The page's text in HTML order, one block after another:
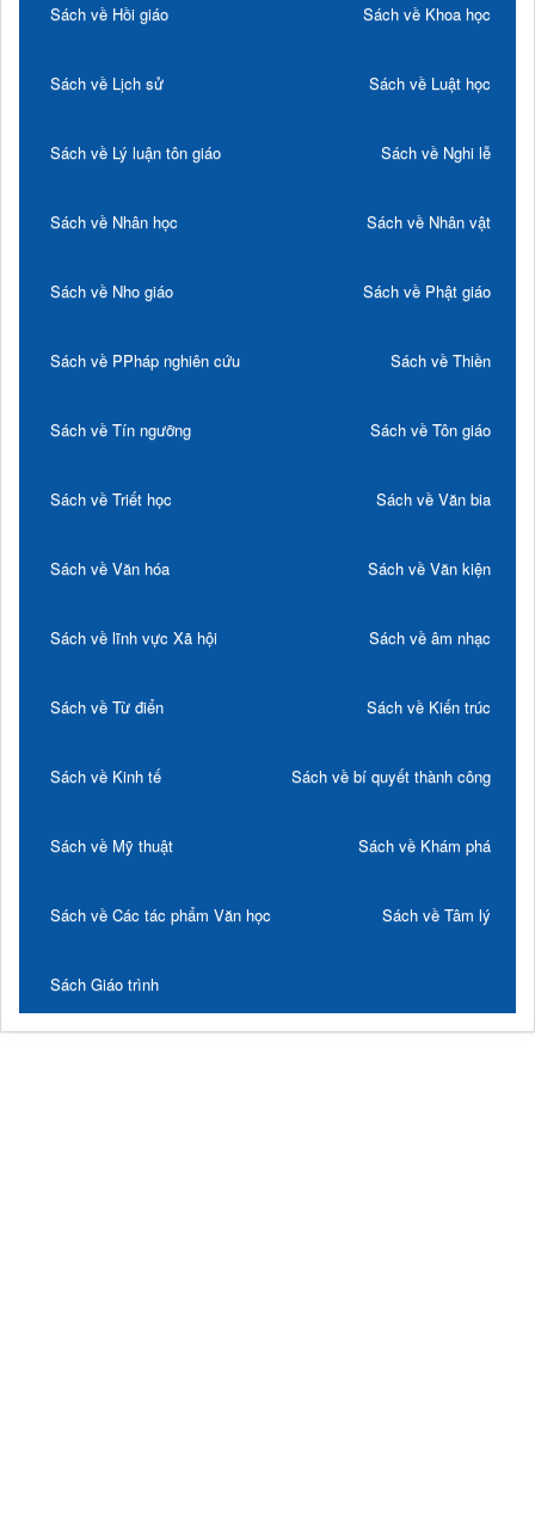
Sách về Hồi giáo Sách về Khoa học
Sách về Lịch sử Sách về Luật học
Sách về Lý luận tôn giáo Sách về Nghi lễ
Sách về Nhân học Sách về Nhân vật
Sách về Nho giáo Sách về Phật giáo
Sách về PPháp nghiên cứu Sách về Thiền
Sách về Tín ngưỡng Sách về Tôn giáo
Sách về Triết học Sách về Văn bia
Sách về Văn hóa Sách về Văn kiện
Sách về lĩnh vực Xã hội Sách về âm nhạc
Sách về Từ điển Sách về Kiến trúc
Sách về Kinh tế Sách về bí quyết thành công
Sách về Mỹ thuật Sách về Khám phá
Sách về Các tác phẩm Văn học Sách về Tâm lý
Sách Giáo trình